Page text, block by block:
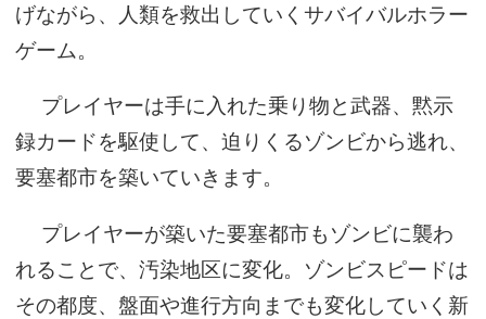
げながら、人類を救出していくサバイバルホラー
ゲーム。
プレイヤーは手に入れた乗り物と武器、黙示
録カードを駆使して、迫りくるゾンビから逃れ、
要塞都市を築いていきます。
プレイヤーが築いた要塞都市もゾンビに襲わ
れることで、汚染地区に変化。ゾンビスピードは
その都度、盤面や進行方向までも変化していく新